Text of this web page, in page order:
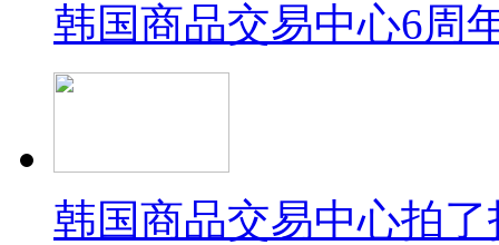
韩国商品交易中心6周
韩国商品交易中心拍